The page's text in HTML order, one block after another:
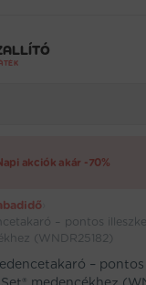
akciók akár -70%
– pontos
(WNDR25182)